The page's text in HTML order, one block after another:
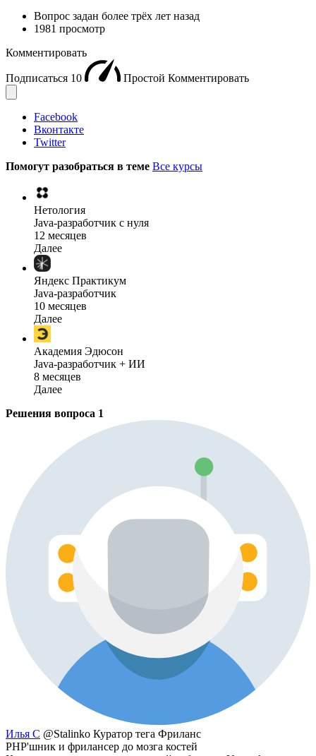
Вопрос задан более трёх лет назад
1981 просмотр
Комментировать
Подписаться 10 Простой Комментировать
Facebook
Вконтакте
Twitter
Помогут разобраться в теме Все курсы
Нетология
Java-разработчик с нуля
12 месяцев
Далее
Яндекс Практикум
Java-разработчик
10 месяцев
Далее
Академия Эдюсон
Java-разработчик + ИИ
8 месяцев
Далее
Решения вопроса 1
Илья С @Stalinko Куратор тега Фриланс
PHP'шник и фрилансер до мозга костей